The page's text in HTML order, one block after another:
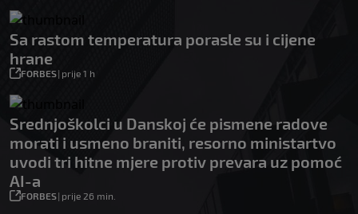
Sa rastom temperatura porasle su i cijene
hrane
FORBES| prije 1 h
Srednjoškolci u Danskoj će pismene radove
morati i usmeno braniti, resorno ministartvo
uvodi tri hitne mjere protiv prevara uz pomoć
AI-a
FORBES| prije 26 min.